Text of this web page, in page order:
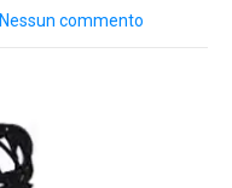
Nessun commento